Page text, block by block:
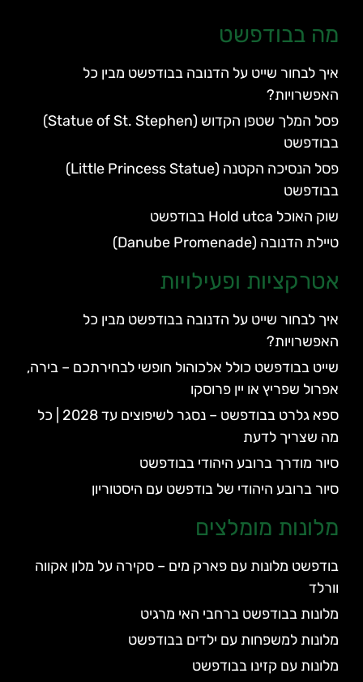
מה בבודפשט
איך לבחור שייט על הדנובה בבודפשט מבין כל
האפשרויות?
פסל המלך שטפן הקדוש (Statue of St. Stephen)
בבודפשט
פסל הנסיכה הקטנה (Little Princess Statue)
בבודפשט
שוק האוכל Hold utca בבודפשט
טיילת הדנובה (Danube Promenade)
אטרקציות ופעילויות
איך לבחור שייט על הדנובה בבודפשט מבין כל
האפשרויות?
שייט בבודפשט כולל אלכוהול חופשי לבחירתכם – בירה,
אפרול שפריץ או יין פרוסקו
ספא גלרט בבודפשט – נסגר לשיפוצים עד 2028 | כל
מה שצריך לדעת
סיור מודרך ברובע היהודי בבודפשט
סיור ברובע היהודי של בודפשט עם היסטוריון
מלונות מומלצים
בודפשט מלונות עם פארק מים – סקירה על מלון אקווה
וורלד
מלונות בבודפשט ברחבי האי מרגיט
מלונות למשפחות עם ילדים בבודפשט
מלונות עם קזינו בבודפשט